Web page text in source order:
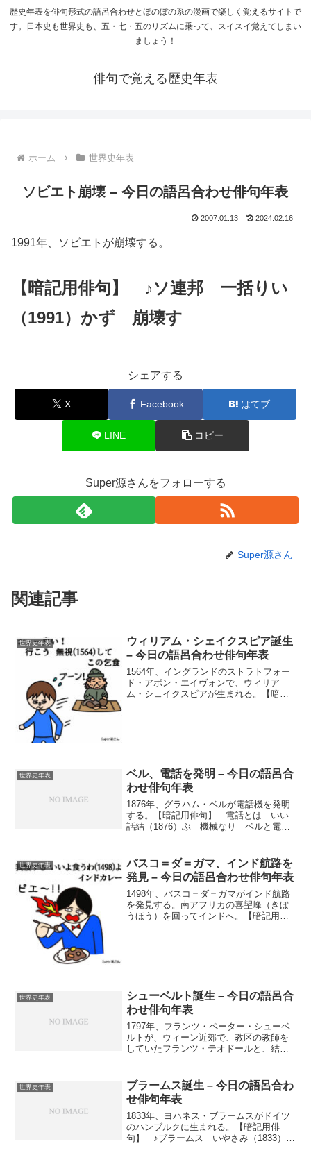
歴史年表を俳句形式の語呂合わせとほのぼの系の漫画で楽しく覚えるサイトで
す。日本史も世界史も、五・七・五のリズムに乗って、スイスイ覚えてしまい
ましょう！
俳句で覚える歴史年表
ホーム 世界史年表
ソビエト崩壊 – 今日の語呂合わせ俳句年表
2007.01.13 2024.02.16
1991年、ソビエトが崩壊する。
【暗記用俳句】 ♪ソ連邦 一括りい
（1991）かず 崩壊す
シェアする
X Facebook はてブ
LINE コピー
Super源さんをフォローする
Super源さん
関連記事
世界史年表
ウィリアム・シェイクスピア誕生
– 今日の語呂合わせ俳句年表
1564年、イングランドのストラトフォー
ド・アポン・エイヴォンで、ウィリア
ム・シェイクスピアが生まれる。【暗記
生まれた。シェイクスピアは、エリザベ
ス朝時代に活躍したイングランドの劇作
家（げきさっか）および詩人で、英文学
の中で最も重要な人物の1人とされてい
る。
世界史年表
ベル、電話を発明 – 今日の語呂合
わせ俳句年表
1876年、グラハム・ベルが電話機を発明
する。【暗記用俳句】 電話とは いい
話結（1876）ぶ 機械なり ベルと電話
電話を発明したことで知られている。ベ
ルは、音声を電気信号に変換（へんか
ん）して伝える技術を開発、これが電話
の基礎（きそ）となった。ベルの発明
は、音声学（おんせいがく）の研究と、
聴覚障害者（ちょうかくしょうがいし
ん）に大きく貢献（こうけん）した。
世界史年表
バスコ＝ダ＝ガマ、インド航路を
発見 – 今日の語呂合わせ俳句年表
1498年、バスコ＝ダ＝ガマがインド航路
を発見する。南アフリカの喜望峰（きぼ
うほう）を回ってインドへ。【暗記用俳
世界史年表
シューベルト誕生 – 今日の語呂合
わせ俳句年表
1797年、フランツ・ペーター・シューベ
ルトが、ウィーン近郊で、教区の教師を
していたフランツ・テオドールと、結婚
る。【暗記用俳句】 ♪シューベルト よ
く新世界に いなくな...
世界史年表
ブラームス誕生 – 今日の語呂合わ
せ俳句年表
1833年、ヨハネス・ブラームスがドイツ
のハンブルクに生まれる。【暗記用俳
句】 ♪ブラームス いやさみ（1833）し